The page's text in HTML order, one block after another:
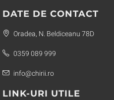
DATE DE CONTACT
Oradea, N. Beldiceanu 78D
0359 089 999
info@chirii.ro
LINK-URI UTILE